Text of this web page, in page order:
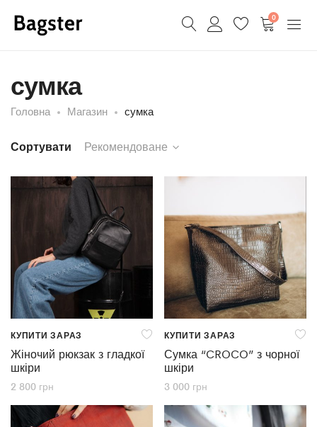
0
сумка
Головна Магазин сумка
Сортувати Рекомендоване
КУПИТИ ЗАРАЗ
Жіночий рюкзак з гладкої
шкіри
2 800 грн
КУПИТИ ЗАРАЗ
Сумка “CROCO” з чорної
шкіри
3 000 грн